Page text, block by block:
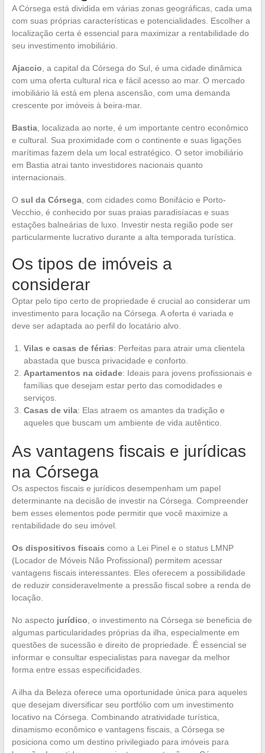
A Córsega está dividida em várias zonas geográficas, cada uma
com suas próprias características e potencialidades. Escolher a
localização certa é essencial para maximizar a rentabilidade do
seu investimento imobiliário.
Ajaccio , a capital da Córsega do Sul, é uma cidade dinâmica
com uma oferta cultural rica e fácil acesso ao mar. O mercado
imobiliário lá está em plena ascensão, com uma demanda
crescente por imóveis à beira-mar.
Bastia, localizada ao norte, é um importante centro econômico
e cultural. Sua proximidade com o continente e suas ligações
marítimas fazem dela um local estratégico. O setor imobiliário
em Bastia atrai tanto investidores nacionais quanto
internacionais.
O sul da Córsega, com cidades como Bonifácio e Porto-
Vecchio, é conhecido por suas praias paradisíacas e suas
estações balneárias de luxo. Investir nesta região pode ser
particularmente lucrativo durante a alta temporada turística.
Os tipos de imóveis a
considerar
Optar pelo tipo certo de propriedade é crucial ao considerar um
investimento para locação na Córsega. A oferta é variada e
deve ser adaptada ao perfil do locatário alvo.
Vilas e casas de férias: Perfeitas para atrair uma clientela
abastada que busca privacidade e conforto.
Apartamentos na cidade: Ideais para jovens profissionais e
famílias que desejam estar perto das comodidades e
serviços.
Casas de vila: Elas atraem os amantes da tradição e
aqueles que buscam um ambiente de vida autêntico.
As vantagens fiscais e jurídicas
na Córsega
Os aspectos fiscais e jurídicos desempenham um papel
determinante na decisão de investir na Córsega. Compreender
bem esses elementos pode permitir que você maximize a
rentabilidade do seu imóvel.
Os dispositivos fiscais como a Lei Pinel e o status LMNP
(Locador de Móveis Não Profissional) permitem acessar
vantagens fiscais interessantes. Eles oferecem a possibilidade
de reduzir consideravelmente a pressão fiscal sobre a renda de
locação.
No aspecto jurídico , o investimento na Córsega se beneficia de
algumas particularidades próprias da ilha, especialmente em
questões de sucessão e direito de propriedade. É essencial se
informar e consultar especialistas para navegar da melhor
forma entre essas especificidades.
A ilha da Beleza oferece uma oportunidade única para aqueles
que desejam diversificar seu portfólio com um investimento
locativo na Córsega. Combinando atratividade turística,
dinamismo econômico e vantagens fiscais, a Córsega se
posiciona como um destino privilegiado para imóveis para